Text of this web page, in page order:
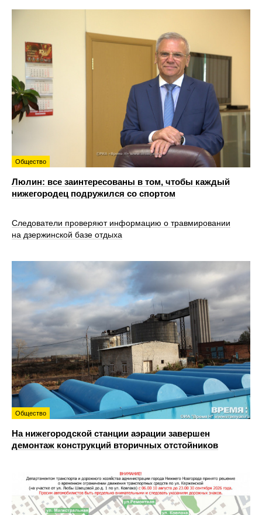
Общество
Люлин: все заинтересованы в том, чтобы каждый
нижегородец подружился со спортом
Следователи проверяют информацию о травмировании
на дзержинской базе отдыха
Общество
На нижегородской станции аэрации завершен
демонтаж конструкций вторичных отстойников